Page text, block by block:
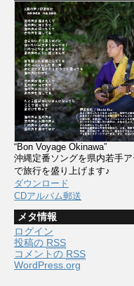
“Bon Voyage Okinawa”
沖縄定番ソングを県内若手
で旅行を盛り上げます♪
ダウンロード
CDアルバム郵送
メタ情報
ログイン
投稿の RSS
コメントの RSS
WordPress.org